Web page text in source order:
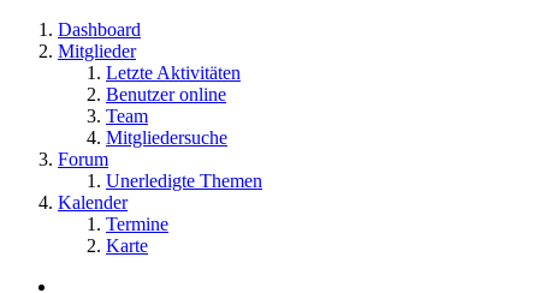
Dashboard
Mitglieder
Letzte Aktivitäten
Benutzer online
Team
Mitgliedersuche
Forum
Unerledigte Themen
Kalender
Termine
Karte